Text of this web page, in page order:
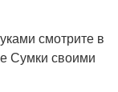
смотрите в
Сумки своими